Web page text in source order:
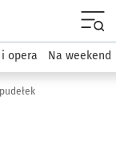
Wydarzenia
opera Na weekend